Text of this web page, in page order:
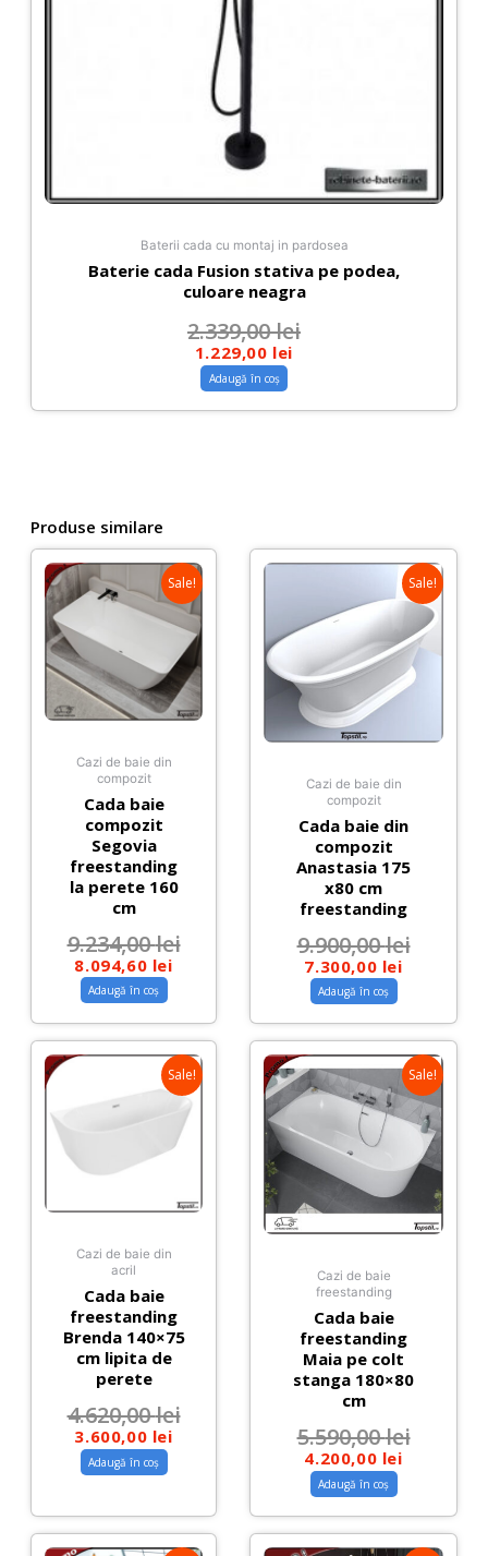
Baterii cada cu montaj in pardosea
Baterie cada Fusion stativa pe podea,
culoare neagra
2.339,00lei
1.229,00 lei
Adaugă în coș
Produse similare
Sale!
Cazi de baie din
compozit
Cada baie
compozit
Segovia
freestanding
la perete 160
cm
9.234,00lei
8.094,60 lei
Adaugă în coș
Sale!
Cazi de baie din
compozit
Cada baie din
compozit
Anastasia 175
x80 cm
freestanding
9.900,00lei
7.300,00 lei
Adaugă în coș
Sale!
Cazi de baie din
acril
Cada baie
freestanding
Brenda 140×75
cm lipita de
perete
4.620,00lei
3.600,00 lei
Adaugă în coș
Sale!
Cazi de baie
freestanding
Cada baie
freestanding
Maia pe colt
stanga 180×80
cm
5.590,00lei
4.200,00 lei
Adaugă în coș